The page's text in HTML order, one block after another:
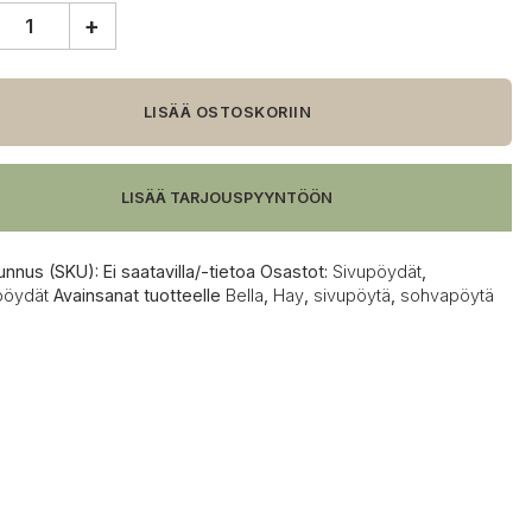
+
LISÄÄ OSTOSKORIIN
LISÄÄ TARJOUSPYYNTÖÖN
(SKU): Ei saatavilla/-tietoa Osastot: Sivupöydät,
Avainsanat tuotteelle Bella Hay, sivupöytä sohvapöytä